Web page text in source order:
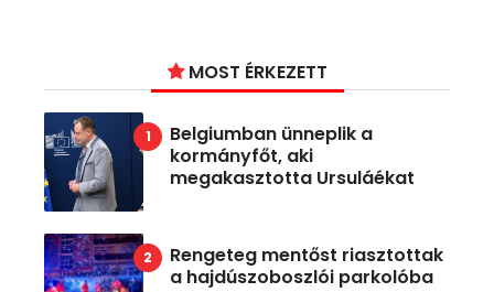
MOST ÉRKEZETT
Belgiumban ünneplik a
kormányfőt, aki
megakasztotta Ursuláékat
Rengeteg mentőst riasztottak
a hajdúszoboszlói parkolóba